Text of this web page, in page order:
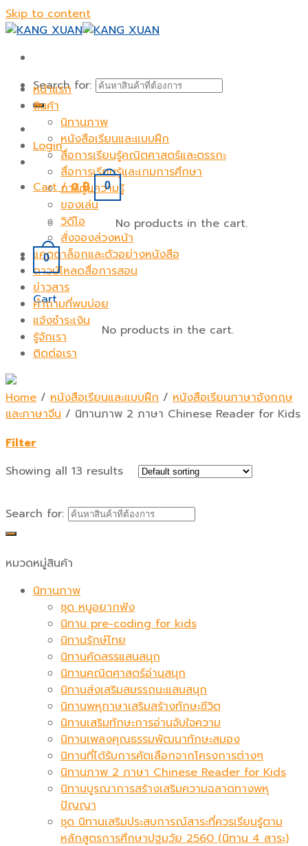
Skip to content
Search for:
Login
Cart /0฿ 0
No products in the cart.
0
Cart
No products in the cart.
หน้าแรก
สินค้า
นิทานภาพ
หนังสือเรียนและแบบฝึก
สื่อการเรียนรู้คณิตศาสตร์และตรรกะ
สื่อการเรียนรู้และเกมการศึกษา
การ์ตูนความรู้
ของเล่น
วิดีโอ
สั่งจองล่วงหน้า
แคตตาล็อกและตัวอย่างหนังสือ
ดาวน์โหลดสื่อการสอน
ข่าวสาร
คำถามที่พบบ่อย
แจ้งชำระเงิน
รู้จักเรา
ติดต่อเรา
Home / หนังสือเรียนและแบบฝึก / หนังสือเรียนภาษาอังกฤษ
และภาษาจีน / นิทานภาพ 2 ภาษา Chinese Reader for Kids
Filter
Showing all 13 results
Search for:
หมวดหมู่สินค้า
นิทานภาพ
ชุด หนูอยากฟัง
นิทาน pre-coding for kids
นิทานรักษ์ไทย
นิทานคัดสรรแสนสนุก
นิทานคณิตศาสตร์อ่านสนุก
นิทานส่งเสริมสมรรถนะแสนสนุก
นิทานพหุภาษาเสริมสร้างทักษะชีวิต
นิทานเสริมทักษะการอ่านจับใจความ
นิทานเพลงคุณธรรมพัฒนาทักษะสมอง
นิทานที่ได้รับการคัดเลือกจากโครงการต่างๆ
นิทานภาพ 2 ภาษา Chinese Reader for Kids
นิทานบูรณาการสร้างเสริมความฉลาดทางพหุ
ปัญญา
ชุด นิทานเสริมประสบการณ์สาระที่ควรเรียนรู้ตาม
หลักสูตรการศึกษาปฐมวัย 2560 (นิทาน 4 สาระ)